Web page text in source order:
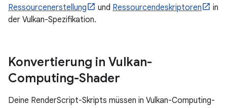
Ressourcenerstellung
und Ressourcendeskriptoren
in
der Vulkan-Spezifikation.
Konvertierung in Vulkan-
Computing-Shader
Deine RenderScript-Skripts müssen in Vulkan-Computing-